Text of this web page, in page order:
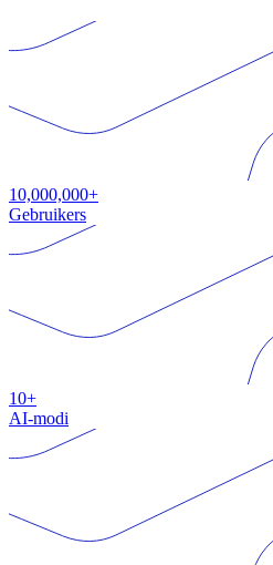
10,000,000+
Gebruikers
10+
AI-modi